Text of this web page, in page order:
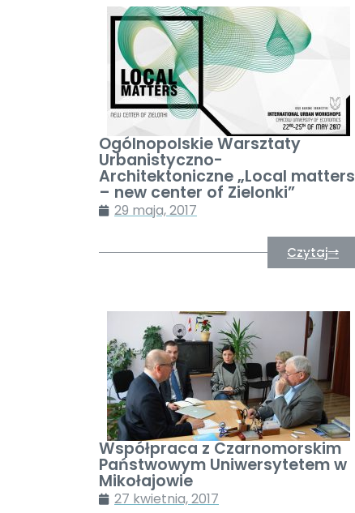
Ogólnopolskie Warsztaty
Urbanistyczno-
Architektoniczne „Local matters
– new center of Zielonki”
29 maja, 2017
Czytaj
Współpraca z Czarnomorskim
Państwowym Uniwersytetem w
Mikołajowie
27 kwietnia, 2017